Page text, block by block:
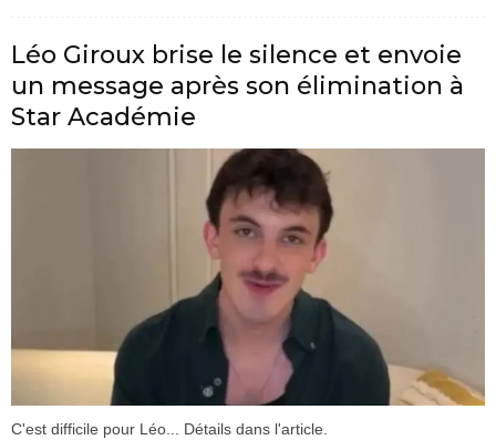
Léo Giroux brise le silence et envoie
un message après son élimination à
Star Académie
C'est difficile pour Léo... Détails dans l'article.